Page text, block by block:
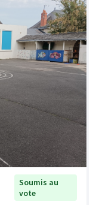
Soumis au
vote